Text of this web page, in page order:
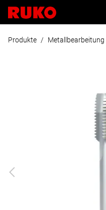
Produkte / Metallbearbeitung